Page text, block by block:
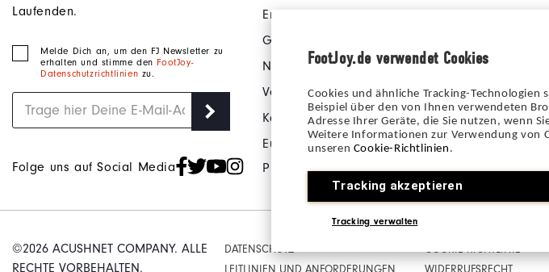
FootJoy.de verwendet Cookies
Cookies und ähnliche Tracking-
Beispiel über den von Ihnen verwendeten
Adresse Ihrer Geräte, die Sie nutzen, wenn
Weitere Informationen zur Verwendung von
unseren Cookie-Richtlinien .
Tracking akzeptieren
Tracking verwalten
Laufenden.
Melde Dich an, um den FJ Newsletter zu
erhalten und stimme den FootJoy-
Datenschutzrichtlinien zu.
Folge uns auf Social Media
Ersatzspikes
Golfhändler in der Nähe
Nutzungsbedingungen
Verkaufsbedingungen
Karriere
Europäische Vorschriften zur allgemeinen
Produktsicherheit
©2026 ACUSHNET COMPANY. ALLE
RECHTE VORBEHALTEN.
DATENSCHUTZ COOKIE-RICHTLINIE
LEITLINIEN UND ANFORDERUNGEN
WIDERRUFSRECHT